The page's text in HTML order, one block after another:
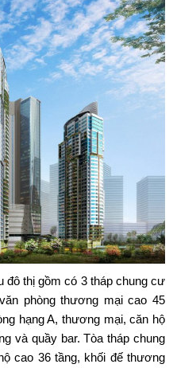
đô thị gồm có 3 tháp chung cư
phòng thương mại cao 45
hạng A, thương mại, căn hộ
và quầy bar. Tòa tháp chung
cao 36 tầng, khối đế thương